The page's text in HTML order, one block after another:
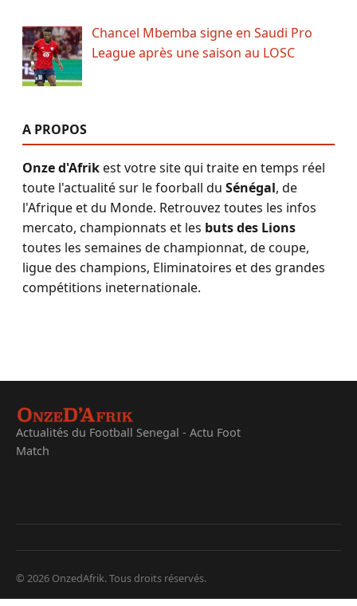
Chancel Mbemba signe en Saudi Pro
League après une saison au LOSC
A PROPOS
Onze d'Afrikest votre site qui traite en temps réel
toute l'actualité sur le foorball du Sénégal, de
l'Afrique et du Monde. Retrouvez toutes les infos
mercato, championnats et les buts des Lions
toutes les semaines de championnat, de coupe,
ligue des champions, Eliminatoires et des grandes
compétitions ineternationale.
Actualités du Football Senegal - Actu Foot
Match
© 2026 OnzedAfrik. Tous droits réservés.